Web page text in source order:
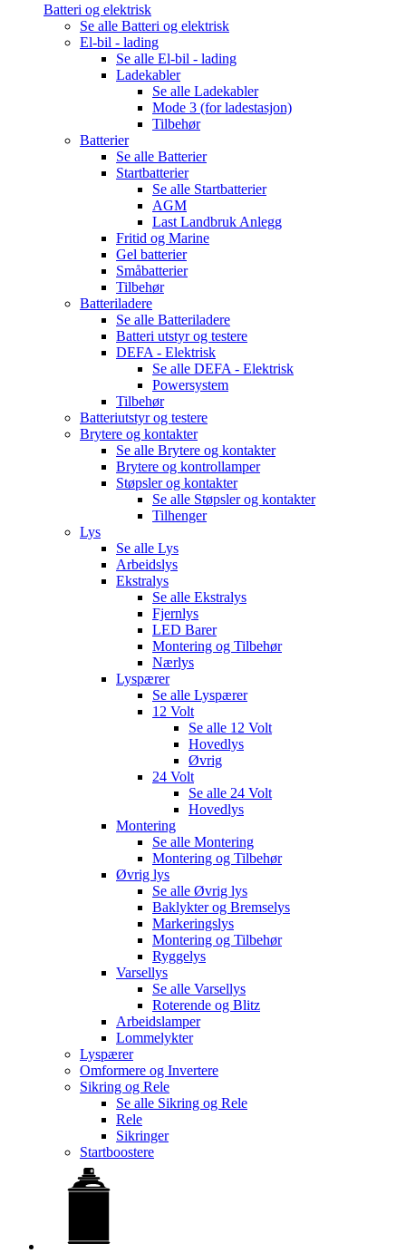
Batteri og elektrisk
Se alle Batteri og elektrisk
El-bil - lading
Se alle El-bil - lading
Ladekabler
Se alle Ladekabler
Mode 3 (for ladestasjon)
Tilbehør
Batterier
Se alle Batterier
Startbatterier
Se alle Startbatterier
AGM
Last Landbruk Anlegg
Fritid og Marine
Gel batterier
Småbatterier
Tilbehør
Batteriladere
Se alle Batteriladere
Batteri utstyr og testere
DEFA - Elektrisk
Se alle DEFA - Elektrisk
Powersystem
Tilbehør
Batteriutstyr og testere
Brytere og kontakter
Se alle Brytere og kontakter
Brytere og kontrollamper
Støpsler og kontakter
Se alle Støpsler og kontakter
Tilhenger
Lys
Se alle Lys
Arbeidslys
Ekstralys
Se alle Ekstralys
Fjernlys
LED Barer
Montering og Tilbehør
Nærlys
Lyspærer
Se alle Lyspærer
12 Volt
Se alle 12 Volt
Hovedlys
Øvrig
24 Volt
Se alle 24 Volt
Hovedlys
Montering
Se alle Montering
Montering og Tilbehør
Øvrig lys
Se alle Øvrig lys
Baklykter og Bremselys
Markeringslys
Montering og Tilbehør
Ryggelys
Varsellys
Se alle Varsellys
Roterende og Blitz
Arbeidslamper
Lommelykter
Lyspærer
Omformere og Invertere
Sikring og Rele
Se alle Sikring og Rele
Rele
Sikringer
Startboostere